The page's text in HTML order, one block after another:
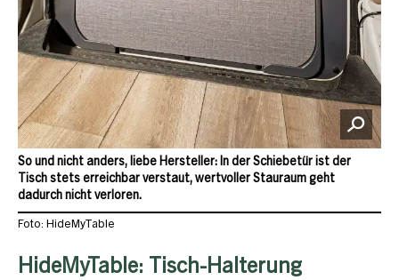
HideMyTable: Tisch-Halterung
So und nicht anders, liebe Hersteller: In der Schiebetür ist der
Tisch stets erreichbar verstaut, wertvoller Stauraum geht
dadurch nicht verloren.
Foto: HideMyTable